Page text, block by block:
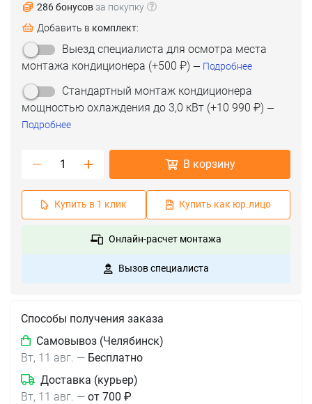
286 бонусов за покупку
Добавить в комплект:
Выезд специалиста для осмотра места
монтажа кондиционера (+500 ₽) — Подробнее
Стандартный монтаж кондиционера
мощностью охлаждения до 3,0 кВт (+10 990 ₽) —
Подробнее
В корзину
Купить в 1 клик Купить как юр.лицо
Онлайн-расчет монтажа
Вызов специалиста
Способы получения заказа
Самовывоз (Челябинск)
Вт, 11 авг. — Бесплатно
Доставка (курьер)
Вт, 11 авг. — от 700 ₽
(срок 2-3 дня)